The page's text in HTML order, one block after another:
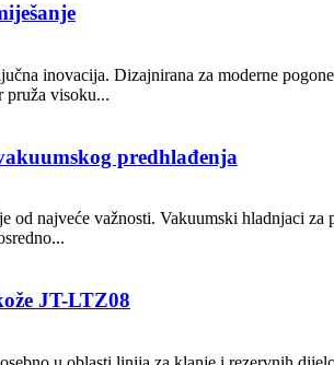
inovacija. Dizajnirana za moderne
pruža visoku...
predhlađenja
najveće važnosti. Vakuumski hladnjaci
JT-LTZ08